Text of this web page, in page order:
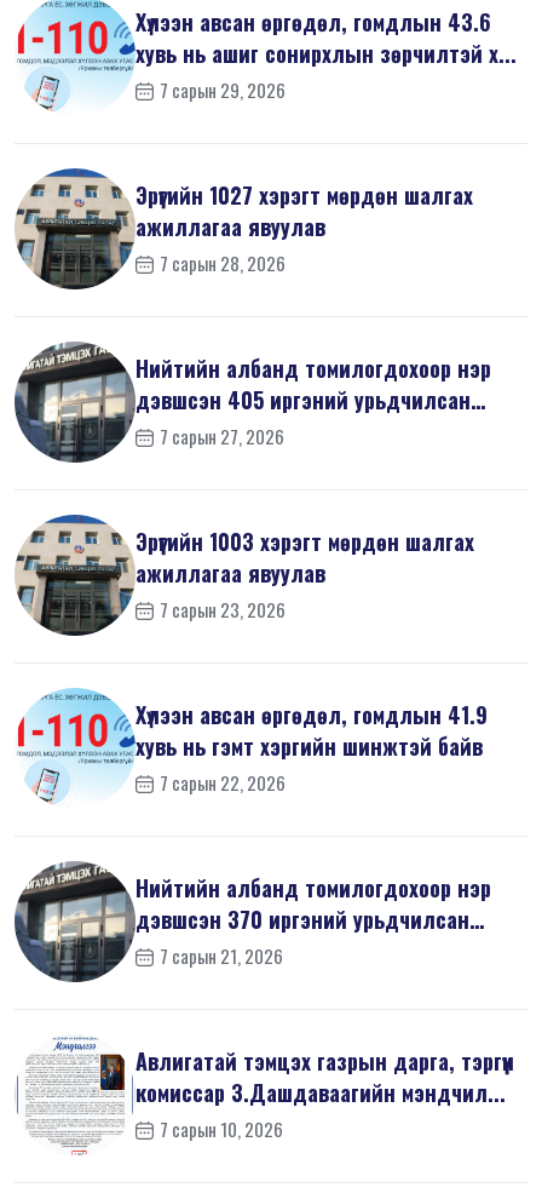
Хүлээн авсан өргөдөл, гомдлын 43.6
хувь нь ашиг сонирхлын зөрчилтэй х...
7 сарын 29, 2026
Эрүүгийн 1027 хэрэгт мөрдөн шалгах
ажиллагаа явуулав
7 сарын 28, 2026
Нийтийн албанд томилогдохоор нэр
дэвшсэн 405 иргэний урьдчилсан
мэдүүл...
7 сарын 27, 2026
Эрүүгийн 1003 хэрэгт мөрдөн шалгах
ажиллагаа явуулав
7 сарын 23, 2026
Хүлээн авсан өргөдөл, гомдлын 41.9
хувь нь гэмт хэргийн шинжтэй байв
7 сарын 22, 2026
Нийтийн албанд томилогдохоор нэр
дэвшсэн 370 иргэний урьдчилсан
мэдүүл...
7 сарын 21, 2026
Авлигатай тэмцэх газрын дарга, тэргүүн
комиссар З.Дашдаваагийн мэндчил...
7 сарын 10, 2026